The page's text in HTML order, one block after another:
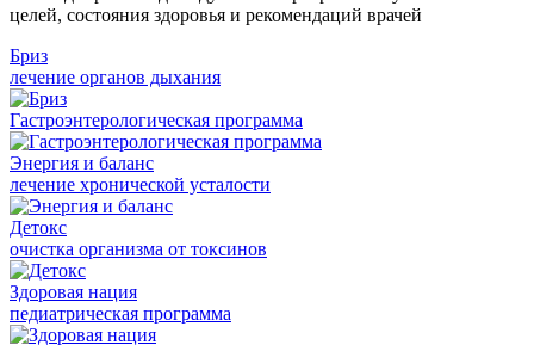
целей, состояния здоровья и рекомендаций врачей
Бриз
лечение органов дыхания
Гастроэнтерологическая программа
Энергия и баланс
лечение хронической усталости
Детокс
очистка организма от токсинов
Здоровая нация
педиатрическая программа